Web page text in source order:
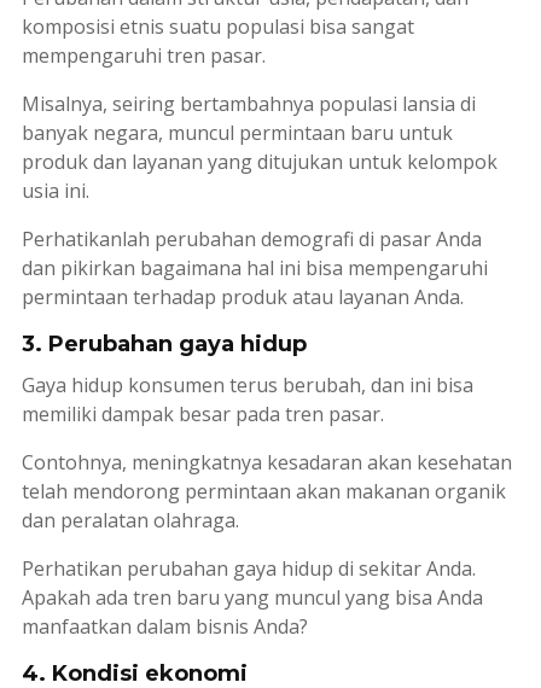
komposisi etnis suatu populasi bisa sangat
mempengaruhi tren pasar.
Misalnya, seiring bertambahnya populasi lansia di
banyak negara, muncul permintaan baru untuk
produk dan layanan yang ditujukan untuk kelompok
usia ini.
Perhatikanlah perubahan demografi di pasar Anda
dan pikirkan bagaimana hal ini bisa mempengaruhi
permintaan terhadap produk atau layanan Anda.
3. Perubahan gaya hidup
Gaya hidup konsumen terus berubah, dan ini bisa
memiliki dampak besar pada tren pasar.
Contohnya, meningkatnya kesadaran akan kesehatan
telah mendorong permintaan akan makanan organik
dan peralatan olahraga.
Perhatikan perubahan gaya hidup di sekitar Anda.
Apakah ada tren baru yang muncul yang bisa Anda
manfaatkan dalam bisnis Anda?
4. Kondisi ekonomi